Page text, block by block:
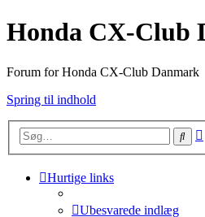
Honda CX-Club
Forum for Honda CX-Club Danmark
Spring til indhold
Søg
Hurtige links
Ubesvarede indlæg